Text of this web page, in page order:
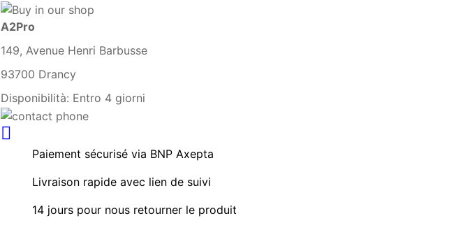
A2Pro
149, Avenue Henri Barbusse
93700 Drancy
Disponibilità: Entro 4 giorni
Paiement sécurisé via BNP Axepta
Livraison rapide avec lien de suivi
14 jours pour nous retourner le produit